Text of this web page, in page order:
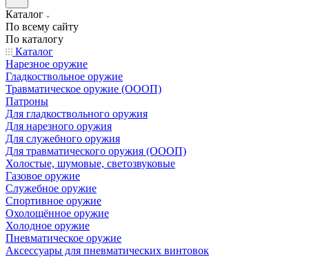
Каталог
По всему сайту
По каталогу
Каталог
Нарезное оружие
Гладкоствольное оружие
Травматическое оружие (ОООП)
Патроны
Для гладкоствольного оружия
Для нарезного оружия
Для служебного оружия
Для травматического оружия (ОООП)
Холостые, шумовые, светозвуковые
Газовое оружие
Служебное оружие
Спортивное оружие
Охолощённое оружие
Холодное оружие
Пневматическое оружие
Аксессуары для пневматических винтовок